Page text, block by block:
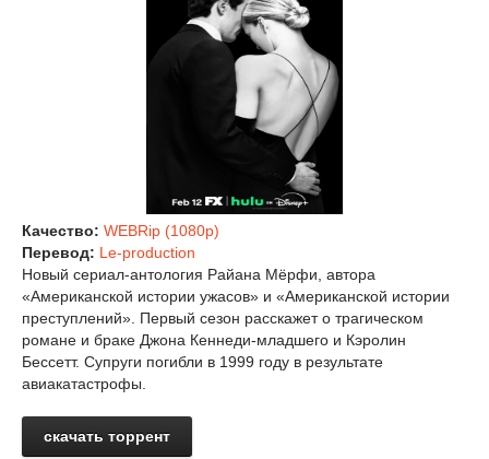
Качество: WEBRip (1080p)
Перевод: Le-production
Новый сериал-антология Райана Мёрфи, автора
«Американской истории ужасов» и «Американской истории
преступлений». Первый сезон расскажет о трагическом
романе и браке Джона Кеннеди-младшего и Кэролин
Бессетт. Супруги погибли в 1999 году в результате
авиакатастрофы.
скачать торрент